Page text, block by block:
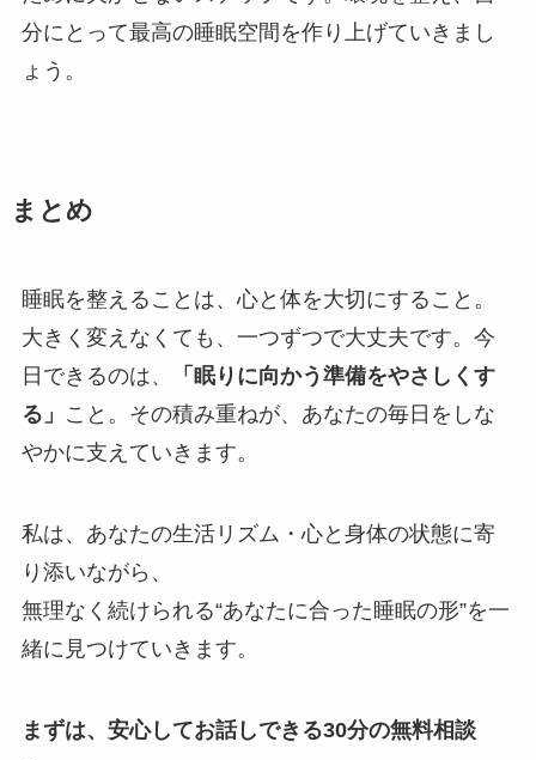
分にとって最高の睡眠空間を作り上げていきまし
ょう。
まとめ
睡眠を整えることは、心と体を大切にすること。
大きく変えなくても、一つずつで大丈夫です。今
日できるのは、
「眠りに向かう準備をやさしくす
る」 こと。その積み重ねが、あなたの毎日をしな
やかに支えていきます。
私は、あなたの生活リズム・心と身体の状態に寄
り添いながら、
無理なく続けられる“あなたに合った睡眠の形”を一
緒に見つけていきます。
まずは、安心してお話しできる30分の無料相談